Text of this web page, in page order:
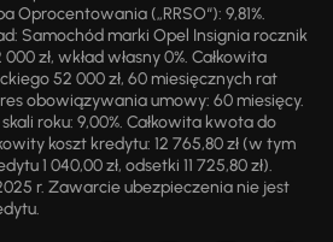
Oprocentowania („RRSO“): 9,81%.
Samochód marki Opel Insignia rocznik
zł, wkład własny 0%. Całkowita
52 000 zł, 60 miesięcznych rat
obowiązywania umowy: 60 miesięcy.
roku: 9,00%. Całkowita kwota do
koszt kredytu: 12 765,80 zł (w tym
1 040,00 zł, odsetki 11 725,80 zł).
r. Zawarcie ubezpieczenia nie jest